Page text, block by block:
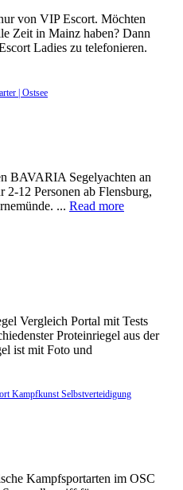
von VIP Escort. Möchten
Zeit in Mainz haben? Dann
Ladies zu telefonieren.
| Ostsee
BAVARIA Segelyachten an
2-12 Personen ab Flensburg,
... Read more
Vergleich Portal mit Tests
Proteinriegel aus der
ist mit Foto und
Kampfkunst Selbstverteidigung
Kampfsportarten im OSC